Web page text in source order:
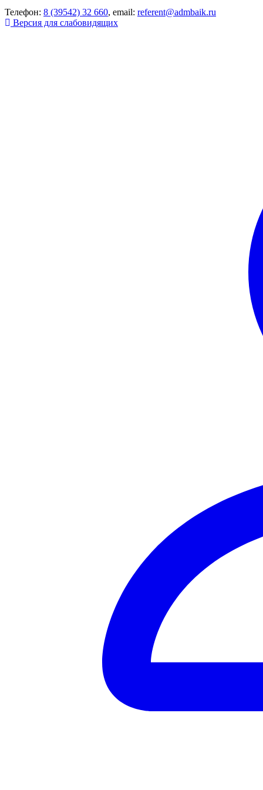
Телефон: 8 (39542) 32 660, email: referent@admbaik.ru
Версия для слабовидящих